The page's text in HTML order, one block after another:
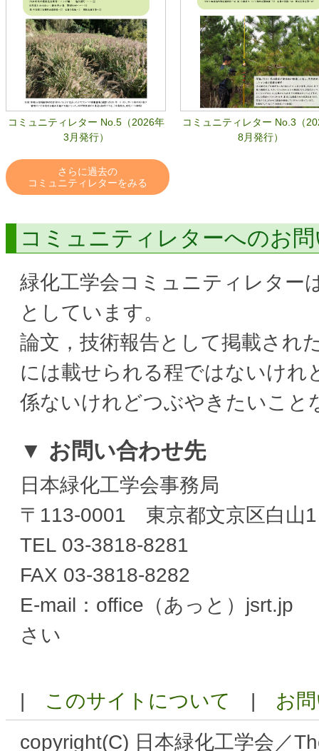
コミュニティレター No.5（2026年
3月発行）
コミュニティレター No.3（
8月発行）
さらに過去の
コミュニティレターをみる
コミュニティレターへのお
緑化工学会コミュニティレター
としています。
論文，技術報告として掲載され
には載せられる程ではないけれ
係ないけれどつぶやきたいこと
▼ お問い合わせ先
日本緑化工学会事務局
〒113-0001 東京都文京区白山
TEL 03-3818-8281
FAX 03-3818-8282
E-mail：office（あっと）
さい
| このサイトについて | お
copyright(C) 日本緑化工学会／